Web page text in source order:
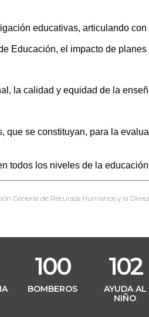
educativas, articulando
Educación, el impacto de
la calidad y equidad de la
se constituyan, para la
todos los niveles de la
General de Recursos Humanos y la
100
BOMBEROS
102
AYUDA AL
NIÑO